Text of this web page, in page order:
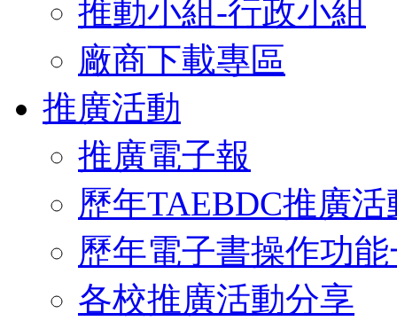
推動小組-行政小組
廠商下載專區
推廣活動
推廣電子報
歷年TAEBDC推廣活
歷年電子書操作功
各校推廣活動分享